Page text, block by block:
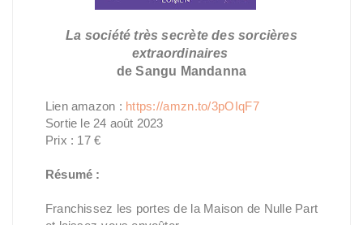
La société très secrète des sorcières
extraordinaires
de Sangu Mandanna
Lien amazon : https://amzn.to/3pOIqF7
Sortie le 24 août 2023
Prix : 17 €
Résumé :
Franchissez les portes de la Maison de Nulle Part